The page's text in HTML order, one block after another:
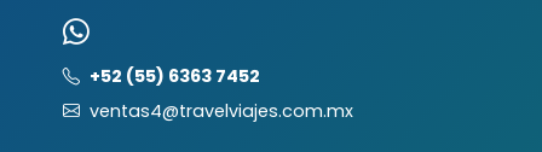
+52 (55) 6363 7452
ventas4@travelviajes.com.mx